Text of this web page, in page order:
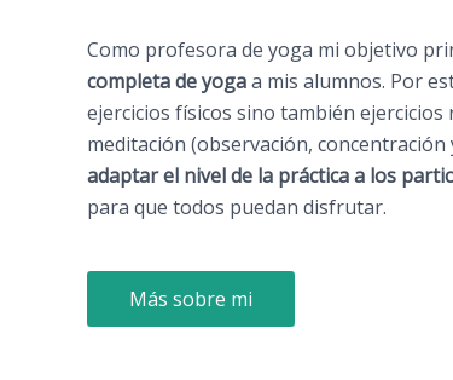
Como profesora de yoga mi objetivo
completa de yogaa mis alumnos. Por
ejercicios físicos sino también
meditación (observación,
adaptar el nivel de la práctica a los
para que todos puedan disfrutar.
Más sobre mi